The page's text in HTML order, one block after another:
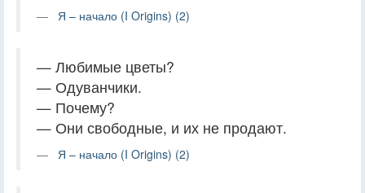
Я – начало (I Origins) (2)
— Любимые цветы?
— Одуванчики.
— Почему?
— Они свободные, и их не продают.
Я – начало (I Origins) (2)